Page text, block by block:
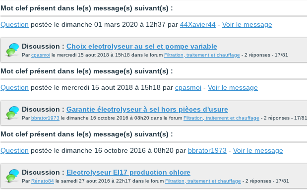
Mot clef présent dans le(s) message(s) suivant(s) :
Question postée le dimanche 01 mars 2020 à 12h37 par 44Xavier44 - Voir le message
Discussion : Choix electrolyseur au sel et pompe variable
Parcpasmoi le mercredi 15 aout 2018 à 15h18 dans le forum Filtration, traitement et chauffage - 2 réponses - 17/81
Mot clef présent dans le(s) message(s) suivant(s) :
Question postée le mercredi 15 aout 2018 à 15h18 par cpasmoi - Voir le message
Discussion : Garantie électrolyseur à sel hors pièces d'usure
Parbbrator1973 le dimanche 16 octobre 2016 à 08h20 dans le forum Filtration, traitement et chauffage - 2 réponses - 17/81
Mot clef présent dans le(s) message(s) suivant(s) :
Question postée le dimanche 16 octobre 2016 à 08h20 par bbrator1973 - Voir le message
Discussion : Electrolyseur EI17 production chlore
ParRénato84 le samedi 27 aout 2016 à 22h17 dans le forum Filtration, traitement et chauffage - 2 réponses - 17/81